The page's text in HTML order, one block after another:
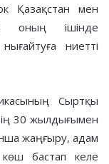
Қазақстан мен
оның ішінде
ниетті
Сыртқы
30 жылдығымен
жаңғыру, адам
бастап келе